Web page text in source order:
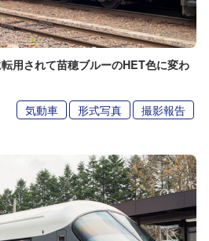
用されて苗穂ブルーのHET色に変わ
気動車 形式写真 撮影報告